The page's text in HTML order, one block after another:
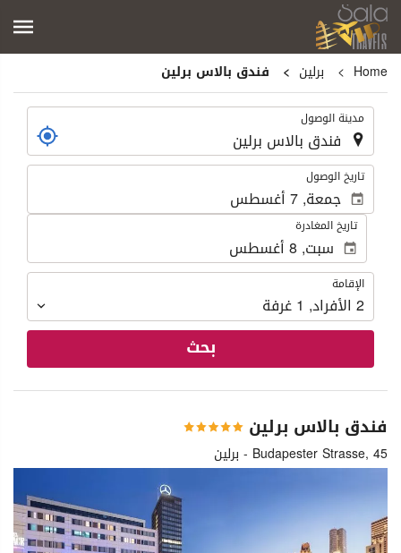
Home برلين
فندق بالاس برلين
. مدينة الوصول
. تاريخ الوصول
تاريخ المغادرة
الإقامة
الإقامة
2 الأفراد,
1غرفة
بحث
فندق بالاس برلين
Budapester Strasse, 45 - برلين